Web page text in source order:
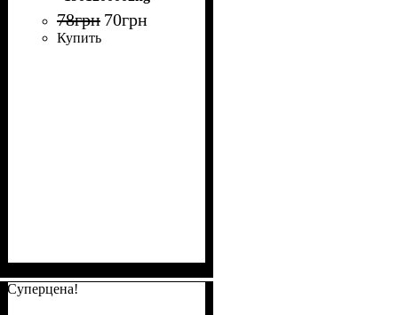
1901200002ng
78грн 70грн
Купить
Суперцена!